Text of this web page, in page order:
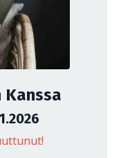
Kanssa